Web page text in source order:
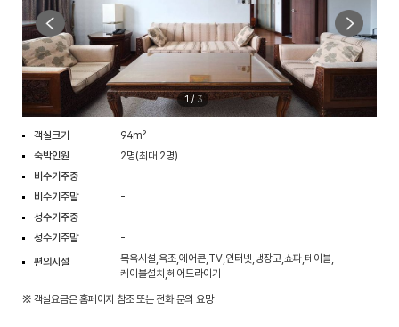
1 / 3
객실크기
94m²
숙박인원
2명(최대 2명)
비수기주중
-
비수기주말
-
성수기주중
-
성수기주말
-
편의시설
목욕시설,욕조,에어콘,TV,인터넷,냉장고,쇼파,테이블,
케이블설치,헤어드라이기
※ 객실요금은 홈페이지 참조 또는 전화 문의 요망